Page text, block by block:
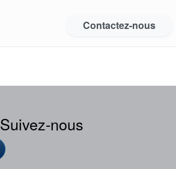
Contactez-nous
Suivez-nous